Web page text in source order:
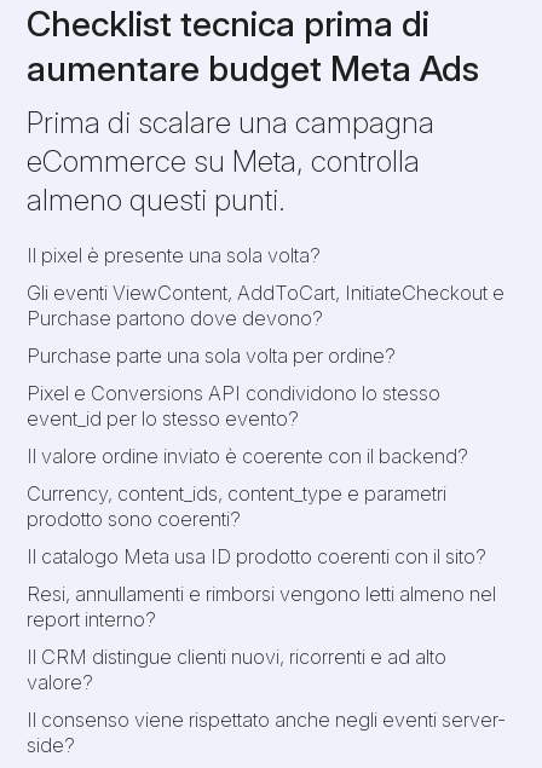
Checklist tecnica prima di
aumentare budget Meta Ads
Prima di scalare una campagna
eCommerce su Meta, controlla
almeno questi punti.
Il pixel è presente una sola volta?
Gli eventi ViewContent, AddToCart, InitiateCheckout e
Purchase partono dove devono?
Purchase parte una sola volta per ordine?
Pixel e Conversions API condividono lo stesso
event_id per lo stesso evento?
Il valore ordine inviato è coerente con il backend?
Currency, content_ids, content_type e parametri
prodotto sono coerenti?
Il catalogo Meta usa ID prodotto coerenti con il sito?
Resi, annullamenti e rimborsi vengono letti almeno nel
report interno?
Il CRM distingue clienti nuovi, ricorrenti e ad alto
valore?
Il consenso viene rispettato anche negli eventi server-
side?